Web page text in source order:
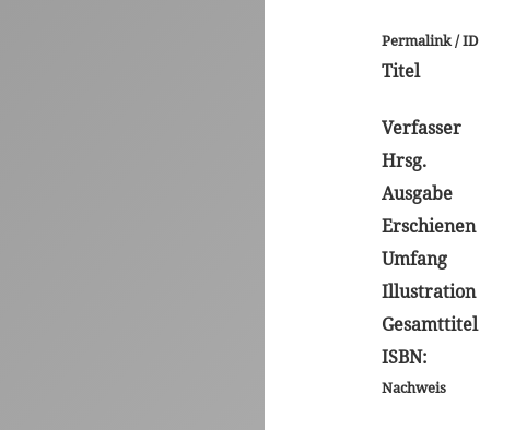
Permalink / ID
Titel
Verfasser
Hrsg.
Ausgabe
Erschienen
Umfang
Illustration
Gesamttitel
ISBN:
Nachweis